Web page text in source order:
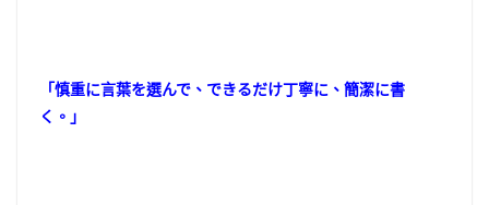
「慎重に言葉を選んで、できるだけ丁寧に、簡潔に書
く。」